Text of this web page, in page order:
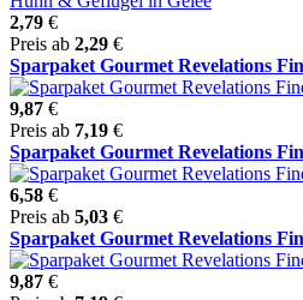
2,79 €
Preis ab 2,29 €
Sparpaket Gourmet Revelations
9,87 €
Preis ab 7,19 €
Sparpaket Gourmet Revelations
6,58 €
Preis ab 5,03 €
Sparpaket Gourmet Revelations
9,87 €